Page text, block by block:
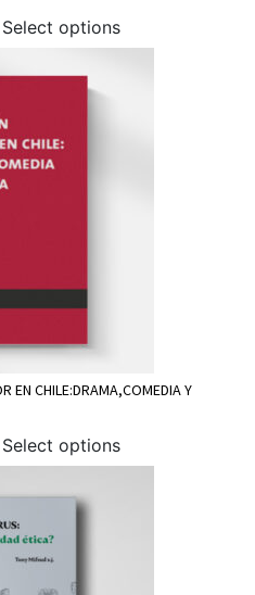
Select options
EN CHILE:DRAMA,COMEDIA Y
Select options